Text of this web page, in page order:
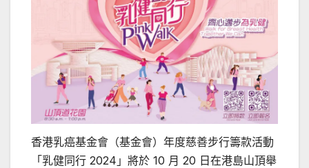
香港乳癌基金會（基金會）年度慈善步行籌款活動
「乳健同行 2024」將於 10 月 20 日在港島山頂舉